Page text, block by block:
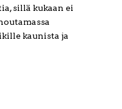
sillä kukaan ei
kaunista ja